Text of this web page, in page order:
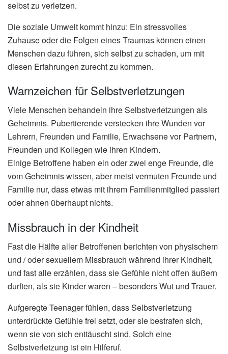
selbst zu verletzen.
Die soziale Umwelt kommt hinzu: Ein stressvolles
Zuhause oder die Folgen eines Traumas können einen
Menschen dazu führen, sich selbst zu schaden, um mit
diesen Erfahrungen zurecht zu kommen.
Warnzeichen für Selbstverletzungen
Viele Menschen behandeln ihre Selbstverletzungen als
Geheimnis. Pubertierende verstecken ihre Wunden vor
Lehrern, Freunden und Familie, Erwachsene vor Partnern,
Freunden und Kollegen wie ihren Kindern.
Einige Betroffene haben ein oder zwei enge Freunde, die
vom Geheimnis wissen, aber meist vermuten Freunde und
Familie nur, dass etwas mit ihrem Familienmitglied passiert
oder ahnen überhaupt nichts.
Missbrauch in der Kindheit
Fast die Hälfte aller Betroffenen berichten von physischem
und / oder sexuellem Missbrauch während ihrer Kindheit,
und fast alle erzählen, dass sie Gefühle nicht offen äußern
durften, als sie Kinder waren – besonders Wut und Trauer.
Aufgeregte Teenager fühlen, dass Selbstverletzung
unterdrückte Gefühle frei setzt, oder sie bestrafen sich,
wenn sie von sich enttäuscht sind. Solch eine
Selbstverletzung ist ein Hilferuf.